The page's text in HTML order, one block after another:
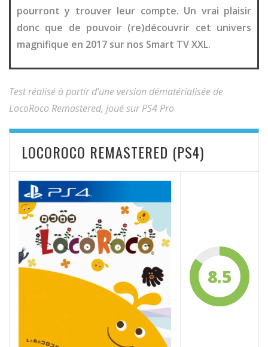
pourront y trouver leur compte. Un vrai plaisir
donc que de pouvoir (re)découvrir cet univers
magnifique en 2017 sur nos Smart TV XXL.
Test réalisé à partir d’une version dématérialisée de
LocoRoco Remastered, joué sur PS4 Pro
LOCOROCO REMASTERED (PS4)
8.5